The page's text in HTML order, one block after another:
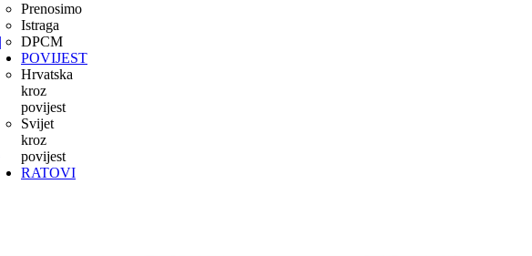
Prenosimo
Istraga
DPCM
POVIJEST
Hrvatska
kroz
povijest
Svijet
kroz
povijest
RATOVI